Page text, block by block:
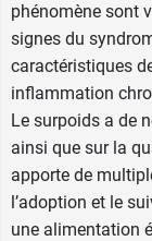
Fabricant
NATEFORME
ZA de
56270
France
+33 297 863
phénomène sont
signes du
caractéristiques
inflammation
Le surpoids a de
ainsi que sur la
apporte de
l’adoption et le
une alimentation